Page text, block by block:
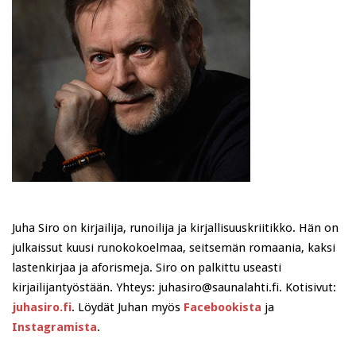
Juha Siro on kirjailija, runoilija ja kirjallisuuskriitikko. Hän on
julkaissut kuusi runokokoelmaa, seitsemän romaania, kaksi
lastenkirjaa ja aforismeja. Siro on palkittu useasti
kirjailijantyöstään. Yhteys: juhasiro@saunalahti.fi. Kotisivut:
juhasiro.fi. Löydät Juhan myös Facebookista ja
Instagramista.